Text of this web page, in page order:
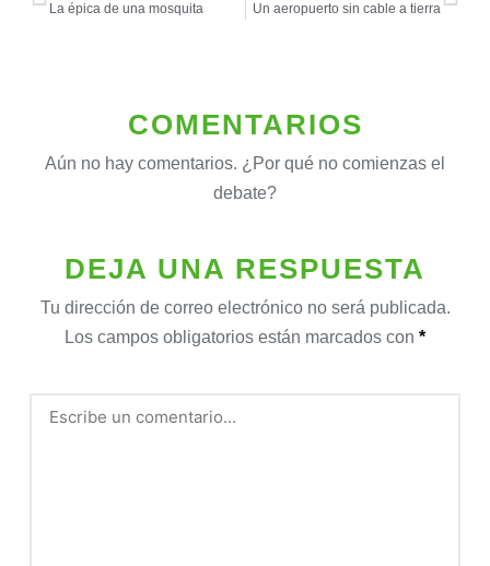
La épica de una mosquita Un aeropuerto sin cable a tierra
COMENTARIOS
Aún no hay comentarios. ¿Por qué no comienzas el
debate?
DEJA UNA RESPUESTA
Tu dirección de correo electrónico no será publicada.
Los campos obligatorios están marcados con *